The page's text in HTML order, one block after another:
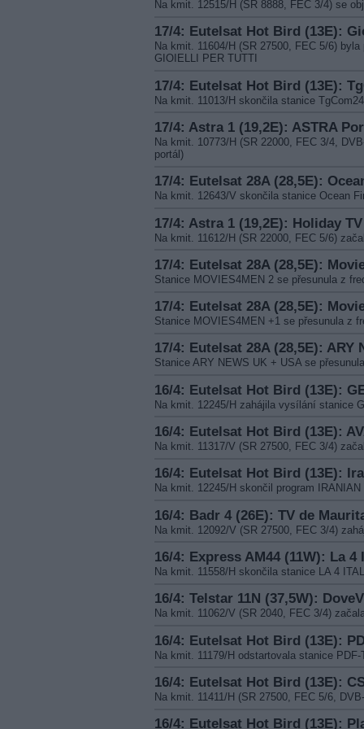
Na kmit. 12515/H (SR 8888, FEC 3/4) se
17/4: Eutelsat Hot Bird (13E):
Na kmit. 11604/H (SR 27500, FEC 5/6)
GIOIELLI PER TUTTI
17/4: Eutelsat Hot Bird (13E):
Na kmit. 11013/H skončila stanice TgCom24
17/4: Astra 1 (19,2E): ASTRA
Na kmit. 10773/H (SR 22000, FEC 3/4,
portál)
17/4: Eutelsat 28A (28,5E):
Na kmit. 12643/V skončila stanice Ocean
17/4: Astra 1 (19,2E): Holiday TV
Na kmit. 11612/H (SR 22000, FEC 5/6)
17/4: Eutelsat 28A (28,5E):
Stanice MOVIES4MEN 2 se přesunula z
17/4: Eutelsat 28A (28,5E):
Stanice MOVIES4MEN +1 se přesunula z
17/4: Eutelsat 28A (28,5E): ARY
Stanice ARY NEWS UK + USA se
16/4: Eutelsat Hot Bird (13E):
Na kmit. 12245/H zahájila vysílání stanice
16/4: Eutelsat Hot Bird (13E):
Na kmit. 11317/V (SR 27500, FEC 3/4)
16/4: Eutelsat Hot Bird (13E):
Na kmit. 12245/H skončil program IRANIAN
16/4: Badr 4 (26E): TV de
Na kmit. 12092/V (SR 27500, FEC 3/4)
16/4: Express AM44 (11W): La 4
Na kmit. 11558/H skončila stanice LA 4
16/4: Telstar 11N (37,5W):
Na kmit. 11062/V (SR 2040, FEC 3/4)
16/4: Eutelsat Hot Bird (13E):
Na kmit. 11179/H odstartovala stanice PDF-
16/4: Eutelsat Hot Bird (13E):
Na kmit. 11411/H (SR 27500, FEC 5/6,
16/4: Eutelsat Hot Bird (13E):